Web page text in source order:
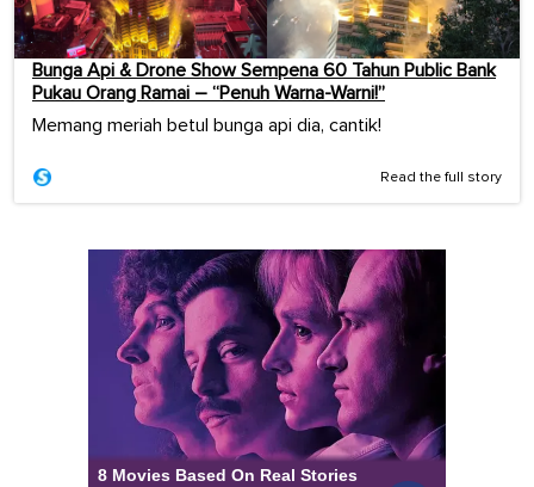
Bunga Api & Drone Show Sempena 60 Tahun Public Bank
Pukau Orang Ramai – “Penuh Warna-Warni!”
Memang meriah betul bunga api dia, cantik!
Read the full story